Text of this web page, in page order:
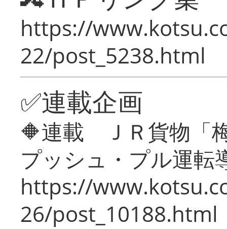
https://
22/post_5238.html
✅連載企画
🔶連載 ＪＲ貨物「
プッシュ・プル運転
https://
26/post_10188.html